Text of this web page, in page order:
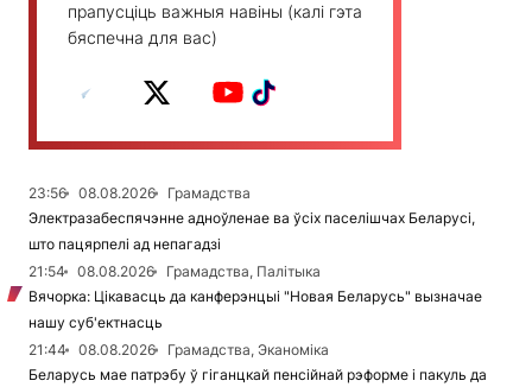
прапусціць важныя навіны (калі гэта
бяспечна для вас)
23:56 08.08.2026
Грамадства
Электразабеспячэнне адноўленае ва ўсіх паселішчах Беларусі,
што пацярпелі ад непагадзі
21:54
08.08.2026
Грамадства, Палітыка
Вячорка: Цікавасць да канферэнцыі "Новая Беларусь" вызначае
нашу суб'ектнасць
21:44
08.08.2026
Грамадства, Эканоміка
Беларусь мае патрэбу ў гіганцкай пенсійнай рэформе і пакуль да